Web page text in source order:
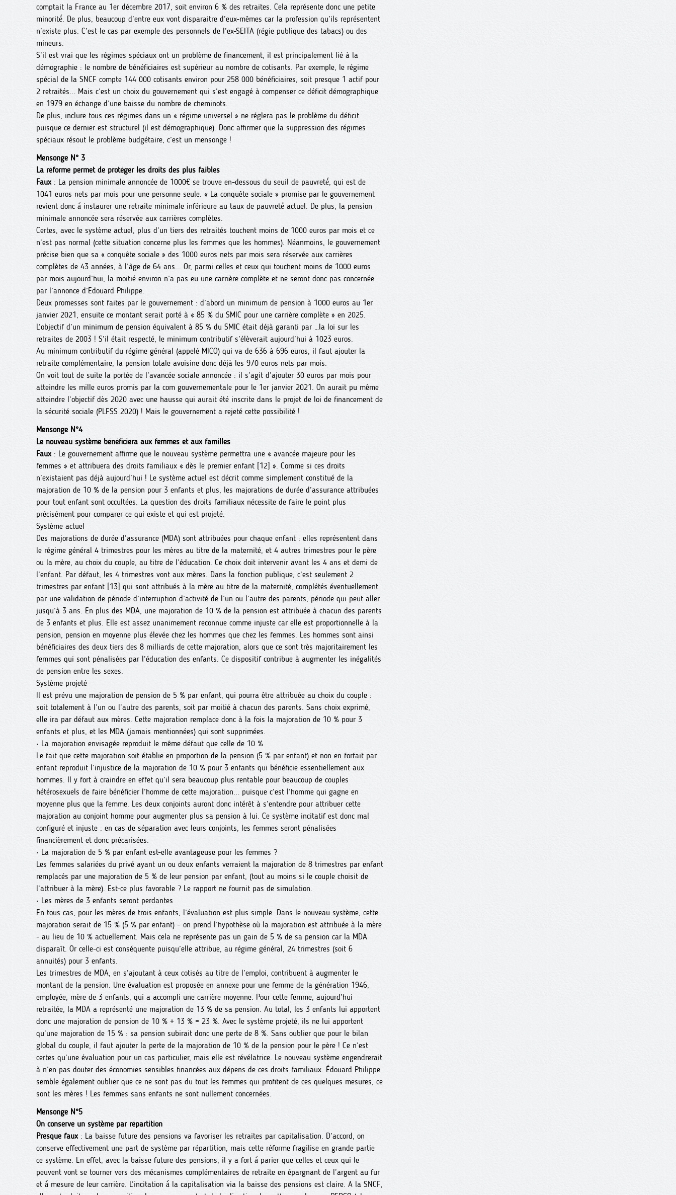
comptait la France au 1er décembre 2017, soit environ 6 % des retraites. Cela représente donc une petite
minorité́. De plus, beaucoup d’entre eux vont disparaitre d’eux-mêmes car la profession qu’ils représentent
n’existe plus. C’est le cas par exemple des personnels de l’ex-SEITA (régie publique des tabacs) ou des
mineurs.
S’il est vrai que les régimes spéciaux ont un problème de financement, il est principalement lié à la
démographie : le nombre de bénéficiaires est supérieur au nombre de cotisants. Par exemple, le régime
spécial de la SNCF compte 144 000 cotisants environ pour 258 000 bénéficiaires, soit presque 1 actif pour
2 retraités... Mais c’est un choix du gouvernement qui s’est engagé à compenser ce déficit démographique
en 1979 en échange d’une baisse du nombre de cheminots.
De plus, inclure tous ces régimes dans un « régime universel » ne réglera pas le problème du déficit
puisque ce dernier est structurel (il est démographique). Donc affirmer que la suppression des régimes
spéciaux résout le problème budgétaire, c’est un mensonge !
Mensonge N° 3
La réforme permet de protéger les droits des plus faibles
Faux : La pension minimale annoncée de 1000€ se trouve en-dessous du seuil de pauvreté́, qui est de
1041 euros nets par mois pour une personne seule. « La conquête sociale » promise par le gouvernement
revient donc à̀ instaurer une retraite minimale inférieure au taux de pauvreté́ actuel. De plus, la pension
minimale annoncée sera réservée aux carrières complètes.
Certes, avec le système actuel, plus d’un tiers des retraités touchent moins de 1000 euros par mois et ce
n’est pas normal (cette situation concerne plus les femmes que les hommes). Néanmoins, le gouvernement
précise bien que sa « conquête sociale » des 1000 euros nets par mois sera réservée aux carrières
complètes de 43 années, à l’âge de 64 ans... Or, parmi celles et ceux qui touchent moins de 1000 euros
par mois aujourd’hui, la moitié environ n’a pas eu une carrière complète et ne seront donc pas concernée
par l’annonce d’Edouard Philippe.
Deux promesses sont faites par le gouvernement : d’abord un minimum de pension à 1000 euros au 1er
janvier 2021, ensuite ce montant serait porté à « 85 % du SMIC pour une carrière complète » en 2025.
L’objectif d’un minimum de pension équivalent à 85 % du SMIC était déjà garanti par …la loi sur les
retraites de 2003 ! S’il était respecté, le minimum contributif s’élèverait aujourd’hui à 1023 euros.
Au minimum contributif du régime général (appelé MICO) qui va de 636 à 696 euros, il faut ajouter la
retraite complémentaire, la pension totale avoisine donc déjà les 970 euros nets par mois.
On voit tout de suite la portée de l’avancée sociale annoncée : il s’agit d’ajouter 30 euros par mois pour
atteindre les mille euros promis par la com gouvernementale pour le 1er janvier 2021. On aurait pu même
atteindre l’objectif dès 2020 avec une hausse qui aurait été inscrite dans le projet de loi de financement de
la sécurité sociale (PLFSS 2020) ! Mais le gouvernement a rejeté cette possibilité !
Mensonge N°4
Le nouveau système bénéficiera aux femmes et aux familles
Faux : Le gouvernement affirme que le nouveau système permettra une « avancée majeure pour les
femmes » et attribuera des droits familiaux « dès le premier enfant [12] ». Comme si ces droits
n’existaient pas déjà aujourd’hui ! Le système actuel est décrit comme simplement constitué de la
majoration de 10 % de la pension pour 3 enfants et plus, les majorations de durée d’assurance attribuées
pour tout enfant sont occultées. La question des droits familiaux nécessite de faire le point plus
précisément pour comparer ce qui existe et qui est projeté.
Système actuel
Des majorations de durée d’assurance (MDA) sont attribuées pour chaque enfant : elles représentent dans
le régime général 4 trimestres pour les mères au titre de la maternité, et 4 autres trimestres pour le père
ou la mère, au choix du couple, au titre de l’éducation. Ce choix doit intervenir avant les 4 ans et demi de
l’enfant. Par défaut, les 4 trimestres vont aux mères. Dans la fonction publique, c’est seulement 2
trimestres par enfant [13] qui sont attribués à la mère au titre de la maternité, complétés éventuellement
par une validation de période d’interruption d’activité de l’un ou l’autre des parents, période qui peut aller
jusqu’à 3 ans. En plus des MDA, une majoration de 10 % de la pension est attribuée à chacun des parents
de 3 enfants et plus. Elle est assez unanimement reconnue comme injuste car elle est proportionnelle à la
pension, pension en moyenne plus élevée chez les hommes que chez les femmes. Les hommes sont ainsi
bénéficiaires des deux tiers des 8 milliards de cette majoration, alors que ce sont très majoritairement les
femmes qui sont pénalisées par l’éducation des enfants. Ce dispositif contribue à augmenter les inégalités
de pension entre les sexes.
Système projeté
Il est prévu une majoration de pension de 5 % par enfant, qui pourra être attribuée au choix du couple :
soit totalement à l’un ou l’autre des parents, soit par moitié à chacun des parents. Sans choix exprimé,
elle ira par défaut aux mères. Cette majoration remplace donc à la fois la majoration de 10 % pour 3
enfants et plus, et les MDA (jamais mentionnées) qui sont supprimées.
• La majoration envisagée reproduit le même défaut que celle de 10 %
Le fait que cette majoration soit établie en proportion de la pension (5 % par enfant) et non en forfait par
enfant reproduit l’injustice de la majoration de 10 % pour 3 enfants qui bénéficie essentiellement aux
hommes. Il y fort à craindre en effet qu’il sera beaucoup plus rentable pour beaucoup de couples
hétérosexuels de faire bénéficier l’homme de cette majoration... puisque c’est l’homme qui gagne en
moyenne plus que la femme. Les deux conjoints auront donc intérêt à s’entendre pour attribuer cette
majoration au conjoint homme pour augmenter plus sa pension à lui. Ce système incitatif est donc mal
configuré et injuste : en cas de séparation avec leurs conjoints, les femmes seront pénalisées
financièrement et donc précarisées.
• La majoration de 5 % par enfant est-elle avantageuse pour les femmes ?
Les femmes salariées du privé ayant un ou deux enfants verraient la majoration de 8 trimestres par enfant
remplacés par une majoration de 5 % de leur pension par enfant, (tout au moins si le couple choisit de
l’attribuer à la mère). Est-ce plus favorable ? Le rapport ne fournit pas de simulation.
• Les mères de 3 enfants seront perdantes
En tous cas, pour les mères de trois enfants, l’évaluation est plus simple. Dans le nouveau système, cette
majoration serait de 15 % (5 % par enfant) – on prend l’hypothèse où la majoration est attribuée à la mère
- au lieu de 10 % actuellement. Mais cela ne représente pas un gain de 5 % de sa pension car la MDA
disparaît. Or celle-ci est conséquente puisqu’elle attribue, au régime général, 24 trimestres (soit 6
annuités) pour 3 enfants.
Les trimestres de MDA, en s’ajoutant à ceux cotisés au titre de l’emploi, contribuent à augmenter le
montant de la pension. Une évaluation est proposée en annexe pour une femme de la génération 1946,
employée, mère de 3 enfants, qui a accompli une carrière moyenne. Pour cette femme, aujourd’hui
retraitée, la MDA a représenté une majoration de 13 % de sa pension. Au total, les 3 enfants lui apportent
donc une majoration de pension de 10 % + 13 % = 23 %. Avec le système projeté, ils ne lui apportent
qu’une majoration de 15 % : sa pension subirait donc une perte de 8 %. Sans oublier que pour le bilan
global du couple, il faut ajouter la perte de la majoration de 10 % de la pension pour le père ! Ce n’est
certes qu’une évaluation pour un cas particulier, mais elle est révélatrice. Le nouveau système engendrerait
à n’en pas douter des économies sensibles financées aux dépens de ces droits familiaux. Édouard Philippe
semble également oublier que ce ne sont pas du tout les femmes qui profitent de ces quelques mesures, ce
sont les mères ! Les femmes sans enfants ne sont nullement concernées.
Mensonge N°5
On conserve un système par répartition
Presque faux : La baisse future des pensions va favoriser les retraites par capitalisation. D’accord, on
conserve effectivement une part de système par répartition, mais cette réforme fragilise en grande partie
ce système. En effet, avec la baisse future des pensions, il y a fort à̀ parier que celles et ceux qui le
peuvent vont se tourner vers des mécanismes complémentaires de retraite en épargnant de l’argent au fur
et à̀ mesure de leur carrière. L’incitation à̀ la capitalisation via la baisse des pensions est claire. A la SNCF,